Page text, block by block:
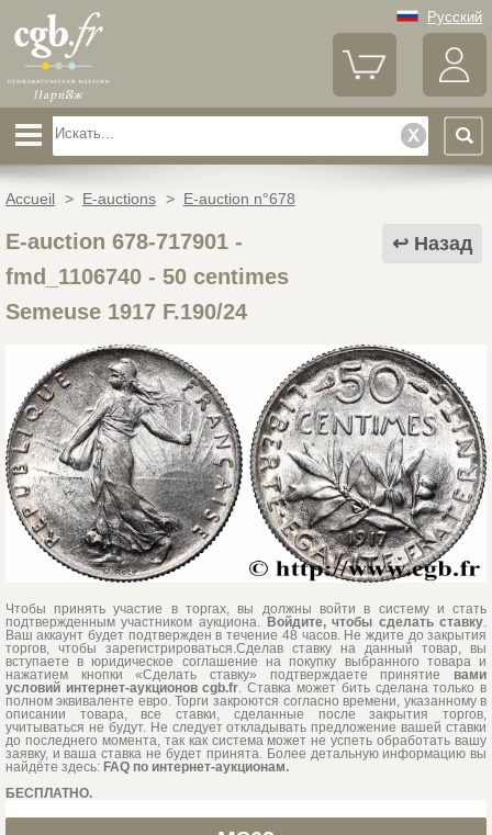
Русский
Accueil > E-auctions > E-auction n°678
Назад
E-auction 678-717901 -
fmd_1106740- 50 centimes
Semeuse 1917 F.190/24
Чтобы принять участие в торгах, вы должны войти в систему и стать
подтвержденным участником аукциона. Войдите, чтобы сделать ставку
Ваш аккаунт будет подтвержден в течение 48 часов. Не ждите до закрытия
торгов, чтобы зарегистрироваться.Сделав ставку на данный товар, вы
вступаете в юридическое соглашение на покупку выбранного товара и
нажатием кнопки «Сделать ставку» подтверждаете принятие
вами
условий интернет-аукционов cgb.fr . Ставка может бить сделана только в
полном эквиваленте евро. Торги закроются согласно времени, указанному в
описании товара, все ставки, сделанные после закрытия торгов,
учитываться не будут. Не следует откладывать предложение вашей ставки
до последнего момента, так как система может не успеть обработать вашу
заявку, и ваша ставка не будет принята. Более детальную информацию вы
найдёте здесь: FAQ по интернет-аукционам.
БЕСПЛАТНО.